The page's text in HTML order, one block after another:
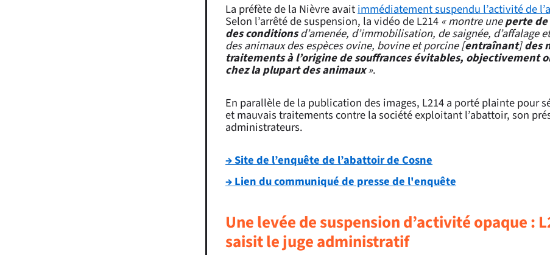
La préfète de la Nièvre avaitimmédiatement suspendu l’activité de
Selon l’arrêté de suspension, la vidéo de L214 « montre uneperte
des conditionsd’amenée, d’immobilisation, de saignée, d’affalage
des animaux des espèces ovine, bovine et porcine [entraînant]des
traitements à l’origine de souffrances évitables, objectivement
chez la plupart des animaux».
En parallèle de la publication des images, L214 a porté plainte pour
et mauvais traitements contre la société exploitant l’abattoir, son
administrateurs.
→ Site de l’enquête de l’abattoir de Cosne
→ Lien du communiqué de presse de l'enquête
Une levée de suspension d’activité opaque :
saisit le juge administratif